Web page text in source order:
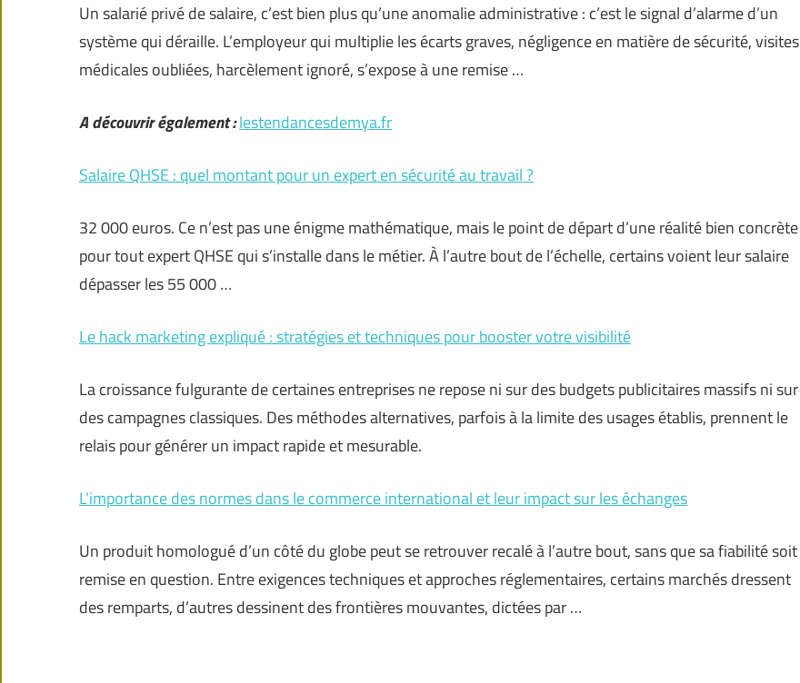
Un salarié privé de salaire, c’est bien plus qu’une anomalie administrative : c’est le signal d’alarme d’un
système qui déraille. L’employeur qui multiplie les écarts graves, négligence en matière de sécurité, visites
médicales oubliées, harcèlement ignoré, s’expose à une remise …
A découvrir également :lestendancesdemya.fr
Salaire QHSE : quel montant pour un expert en sécurité au travail ?
32 000 euros. Ce n’est pas une énigme mathématique, mais le point de départ d’une réalité bien concrète
pour tout expert QHSE qui s’installe dans le métier. À l’autre bout de l’échelle, certains voient leur salaire
dépasser les 55 000 …
Le hack marketing expliqué : stratégies et techniques pour booster votre visibilité
La croissance fulgurante de certaines entreprises ne repose ni sur des budgets publicitaires massifs ni sur
des campagnes classiques. Des méthodes alternatives, parfois à la limite des usages établis, prennent le
relais pour générer un impact rapide et mesurable.
L’importance des normes dans le commerce international et leur impact sur les échanges
Un produit homologué d’un côté du globe peut se retrouver recalé à l’autre bout, sans que sa fiabilité soit
remise en question. Entre exigences techniques et approches réglementaires, certains marchés dressent
des remparts, d’autres dessinent des frontières mouvantes, dictées par …